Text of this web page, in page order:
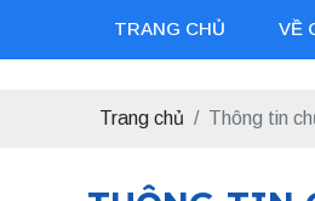
TRANG CHỦ VỀ
Trang chủ Thông tin